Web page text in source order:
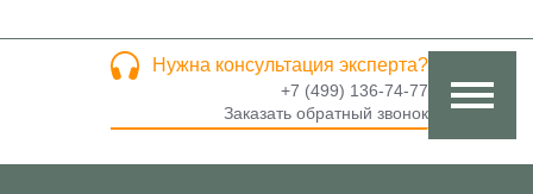
Нужна консультация эксперта?
+7 (499) 136-74-77
Заказать обратный звонок